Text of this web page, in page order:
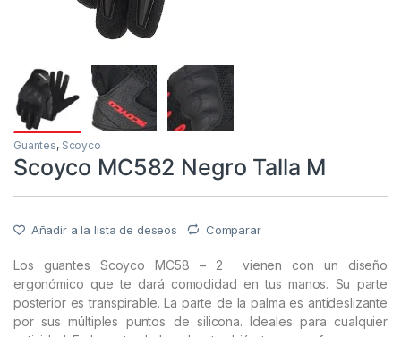
Guantes, Scoyco
Scoyco MC582 Negro Talla M
Añadir a la lista de deseos Comparar
Los guantes Scoyco MC58 – 2 vienen con un diseño
ergonómico que te dará comodidad en tus manos. Su parte
posterior es transpirable. La parte de la palma es antideslizante
por sus múltiples puntos de silicona. Ideales para cualquier